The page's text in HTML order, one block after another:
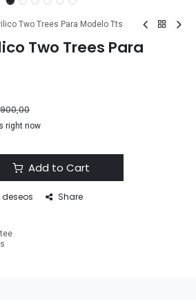
Two Trees Para Modelo Tts
Two Trees Para
right now
Add to Cart
Share